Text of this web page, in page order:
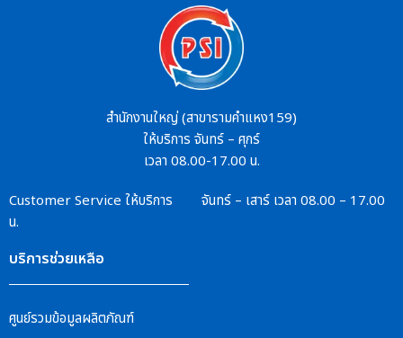
สำนักงานใหญ่ (สาขารามคำแหง159)
ให้บริการ จันทร์ – ศุกร์
เวลา 08.00-17.00 น.
Customer Service ให้บริการ จันทร์ – เสาร์ เวลา 08.00 – 17.00
น.
บริการช่วยเหลือ
ศูนย์รวมข้อมูลผลิตภัณฑ์